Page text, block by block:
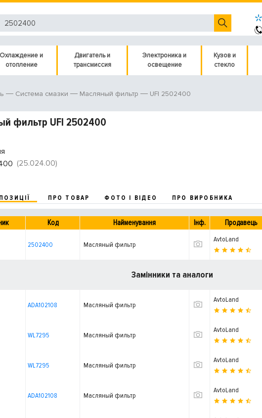
Охлаждение и
отопление
Двигатель и
трансмиссия
Электроника и
освещение
Кузов и
стекло
Система смазки Масляный фильтр UFI 2502400
фильтр UFI 2502400
(25.024.00)
ПРО ТОВАР ФОТО І ВІДЕО ПРО ВИРОБНИКА
Код Найменування Інф. Продавець
2502400 Масляный фильтр
AvtoLand
Замінники та аналоги
ADA102108 Масляный фильтр
AvtoLand
WL7295 Масляный фильтр
AvtoLand
WL7295 Масляный фильтр
AvtoLand
ADA102108 Масляный фильтр
AvtoLand